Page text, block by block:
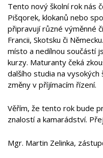
Tento nový školní rok nás
Pišqorek, klokanů nebo
připravují různé výměnné
Francii, Skotsku či
místo a nedílnou součástí
kurzy. Maturanty čeká
dalšího studia na vysokých
změny v příjímacím řízení.
Věřím, že tento rok bude
znalostí a kamarádství.
Mgr. Martin Zelinka,